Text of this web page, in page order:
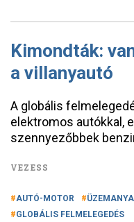
Kimondták:
a villanyautó
A globális
elektromos autókkal,
szennyezőbbek
VEZESS
AUTÓ-MOTOR
GLOBÁLIS FELMELEGEDÉS